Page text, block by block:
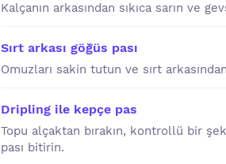
Kalçanın arkasından sıkıca sarın ve
Sırt arkası göğüs pası
Omuzları sakin tutun ve sırt
Dripling ile kepçe pas
Topu alçaktan bırakın, kontrollü bir
pası bitirin.